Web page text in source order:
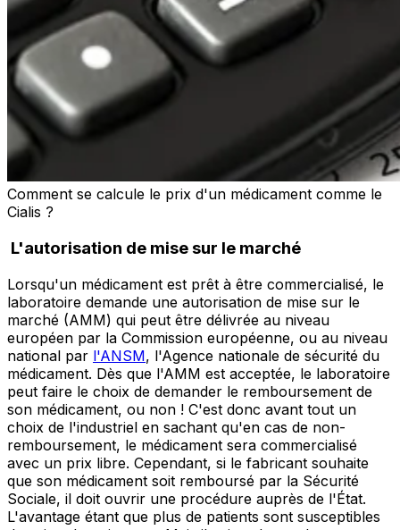
Comment se calcule le prix d'un médicament comme le
Cialis ?
L'autorisation de mise sur le marché
Lorsqu'un médicament est prêt à être commercialisé, le
laboratoire demande une autorisation de mise sur le
marché (AMM) qui peut être délivrée au niveau
européen par la Commission européenne, ou au niveau
national par l'ANSM, l'Agence nationale de sécurité du
médicament. Dès que l'AMM est acceptée, le laboratoire
peut faire le choix de demander le remboursement de
son médicament, ou non ! C'est donc avant tout un
choix de l'industriel en sachant qu'en cas de non-
remboursement, le médicament sera commercialisé
avec un prix libre. Cependant, si le fabricant souhaite
que son médicament soit remboursé par la Sécurité
Sociale, il doit ouvrir une procédure auprès de l'État.
L'avantage étant que plus de patients sont susceptibles